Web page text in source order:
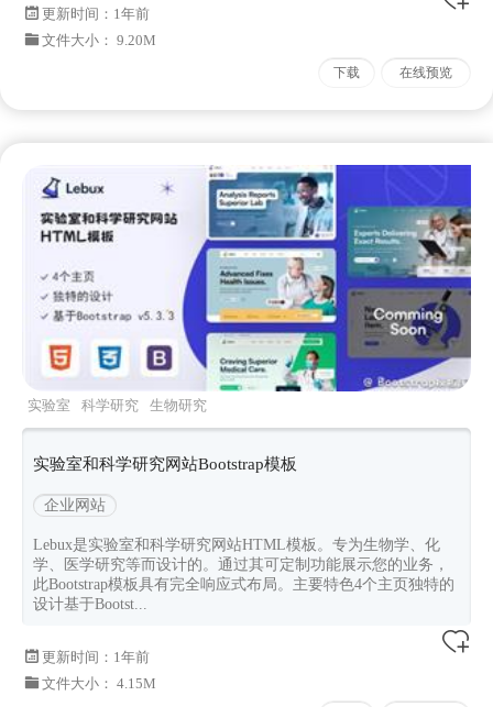
更新时间： 1年前
文件大小： 9.20M
下载 在线预览
实验室 科学研究
生物研究
lebux
Bootstrapv533
实验室和科学研究网站Bootstrap模板
企业网站
Lebux是实验室和科学研究网站HTML模板。专为生物学、化
学、医学研究等而设计的。通过其可定制功能展示您的业务，
此Bootstrap模板具有完全响应式布局。主要特色4个主页独特的
设计基于Bootst...
更新时间： 1年前
文件大小： 4.15M